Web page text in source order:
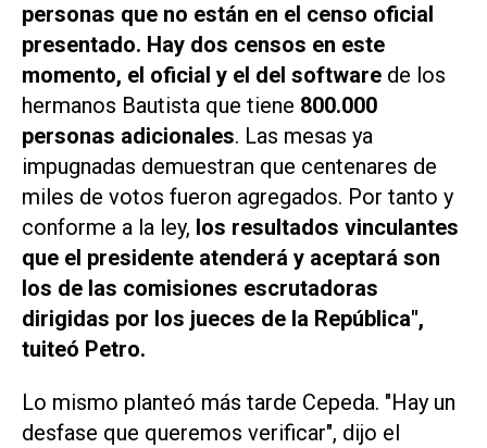
personas que no están en el censo oficial
presentado. Hay dos censos en este
momento, el oficial y el del software de los
hermanos Bautista que tiene 800.000
personas adicionales. Las mesas ya
impugnadas demuestran que centenares de
miles de votos fueron agregados. Por tanto y
conforme a la ley, los resultados vinculantes
que el presidente atenderá y aceptará son
los de las comisiones escrutadoras
dirigidas por los jueces de la República",
tuiteó Petro.
Lo mismo planteó más tarde Cepeda. "Hay un
desfase que queremos verificar", dijo el